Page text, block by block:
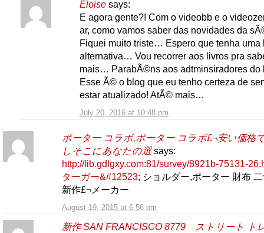
Eloise says:
July 20, 2016 at 10:48 pm
E agora gente?! Com o videobb e o
ar, como vamos saber das novidades da
Fiquei muito triste… Espero que tenha uma
alternativa… Vou recorrer aos livros pra
mais… ParabÃ©ns aos adtminsiradores do
Esse Ã© o blog que eu tenho certeza de
estar atualizado! AtÃ© mais…
ポーター コラボ,ポーター コラボ£¬安い価格
しそこにあなたの選 says:
August 19, 2015 at 6:56 pm
http://lib.gdlgxy.com:81/survey/8921b-75131-
ターガー&#12523; ショルダー,ポーター 財布
新作£¬メーカー
新作 SAN FRANCISCO 8779 ストリート ト